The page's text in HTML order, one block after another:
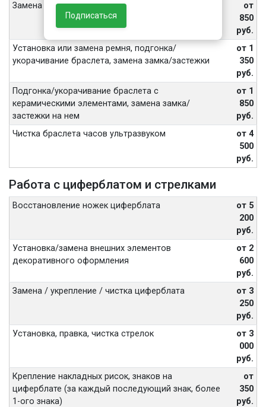
Подписаться
Замена шпильки или штифта браслета
от
850
руб.
Установка или замена ремня, подгонка/
укорачивание браслета, замена замка/застежки
от 1
350
руб.
Подгонка/укорачивание браслета с
керамическими элементами, замена замка/
застежки на нем
от 1
850
руб.
Чистка браслета часов ультразвуком
от 4
500
руб.
Работа с циферблатом и стрелками
Восстановление ножек циферблата
от 5
200
руб.
Установка/замена внешних элементов
декоративного оформления
от 2
600
руб.
Замена / укрепление / чистка циферблата
от 3
250
руб.
Установка, правка, чистка стрелок
от 3
000
руб.
Крепление накладных рисок, знаков на
циферблате (за каждый последующий знак, более
1-ого знака)
от
350
руб.